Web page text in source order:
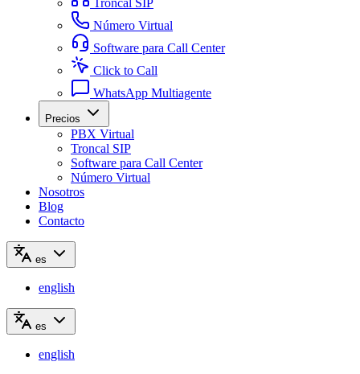
Número Virtual
Software para Call Center
Click to Call
WhatsApp Multiagente
Precios
PBX Virtual
Troncal SIP
Software para Call Center
Número Virtual
Nosotros
Blog
Contacto
es
english
es
english